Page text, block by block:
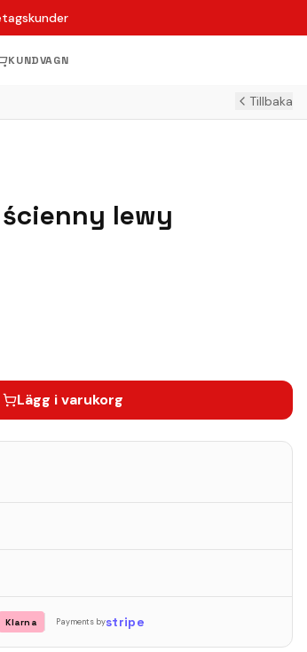
KUNDVAGN
Tillbaka
lewy
Lägg i varukorg
Klarna Payments bystripe